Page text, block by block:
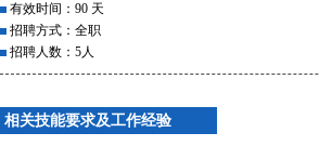
有效时间：90 天
招聘方式：全职
招聘人数：5人
相关技能要求及工作经验